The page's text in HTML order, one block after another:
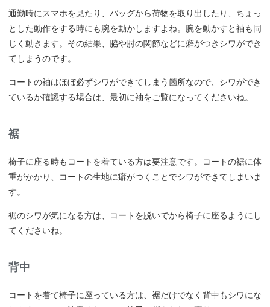
通勤時にスマホを見たり、バッグから荷物を取り出したり、ちょっ
とした動作をする時にも腕を動かしますよね。腕を動かすと袖も同
じく動きます。その結果、脇や肘の関節などに癖がつきシワができ
てしまうのです。
コートの袖はほぼ必ずシワができてしまう箇所なので、シワができ
ているか確認する場合は、最初に袖をご覧になってくださいね。
裾
椅子に座る時もコートを着ている方は要注意です。コートの裾に体
重がかかり、コートの生地に癖がつくことでシワができてしまいま
す。
裾のシワが気になる方は、コートを脱いでから椅子に座るようにし
てくださいね。
背中
コートを着て椅子に座っている方は、裾だけでなく背中もシワにな